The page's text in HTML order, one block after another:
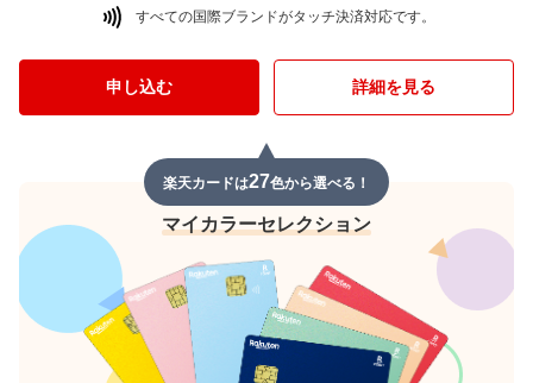
すべての国際ブランドがタッチ決済対応です。
申し込む 詳細を見る
楽天カードは27色から選べる！
マイカラーセレクション